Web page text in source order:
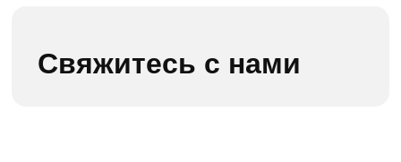
Свяжитесь с нами